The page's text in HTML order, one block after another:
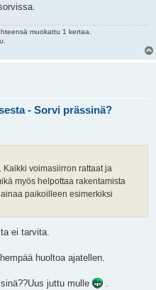
muokattu 1 kertaa.
- Sorvi prässinä?
voimasiirron rattaat ja
myös helpottaa rakentamista
paikoilleen esimerkiksi
ei tarvita.
huoltoa ajatellen.
juttu mulle .